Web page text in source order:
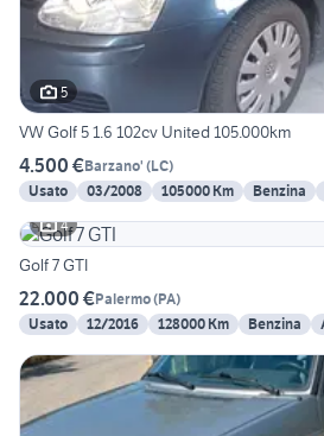
5
VW Golf 5 1.6 102cv United 105.000km
4.500 €Barzano' (LC)
Usato
03/2008 105000 Km Benzina
4
Golf 7 GTI
22.000 €Palermo(PA)
Usato
12/2016 128000 Km Benzina